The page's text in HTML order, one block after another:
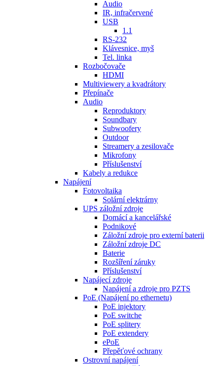
Audio
IR, infračervené
USB
1.1
RS-232
Klávesnice, myš
Tel. linka
Rozbočovače
HDMI
Multiviewery a kvadrátory
Přepínače
Audio
Reproduktory
Soundbary
Subwoofery
Outdoor
Streamery a zesilovače
Mikrofony
Příslušenství
Kabely a redukce
Napájení
Fotovoltaika
Solární elektrárny
UPS záložní zdroje
Domácí a kancelářské
Podnikové
Záložní zdroje pro externí baterii
Záložní zdroje DC
Baterie
Rozšíření záruky
Příslušenství
Napájecí zdroje
Napájení a zdroje pro PZTS
PoE (Napájení po ethernetu)
PoE injektory
PoE switche
PoE splitery
PoE extendery
ePoE
Přepěťové ochrany
Ostrovní napájení